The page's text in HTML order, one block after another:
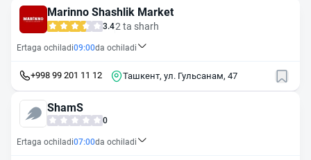
Marinno Shashlik Market
3.42 ta sharh
Ertaga ochiladi09:00da ochiladi
+998 99 201 11 12 Ташкент, ул. Гульсанам, 47
ShamS
0
Ertaga ochiladi07:00da ochiladi